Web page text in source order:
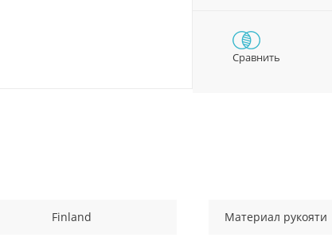
Сравнить
Finland Материал рукояти